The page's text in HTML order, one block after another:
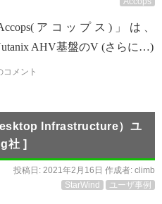
アコップス)」は、
AHV基盤のV (さらに…)
コメント
Infrastructure）ユ
社 ]
投稿日: 2021年2月16日 作成者: climb
StarWind
ユーザ事例